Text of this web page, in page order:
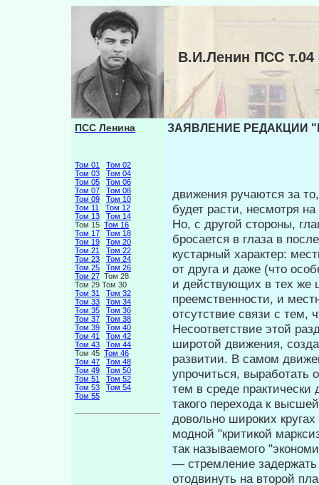
В.И.Ленин ПСС
ПСС Ленина
Том 01
Том 02
Том 03
Том 04
Том 05
Том 06
Том 07
Том 08
Том 09
Том 10
Том 11
Том 12
Том 13
Том 14
Том 15 Том 16
Том 17
Том 18
Том 19
Том 20
Том 21
Том 22
Том 23
Том 24
Том 25
Том 26
Том 27 Том 28
Том 29 Том 30
Том 31
Том 32
Том 33
Том 34
Том 35
Том 36
Том 37
Том 38
Том 39
Том 40
Том 41
Том 42
Том 43
Том 44
Том 45 Том 46
Том 47
Том 48
Том 49
Том 50
Том 51
Том 52
Том 53
Том 54
Том 55
ЗАЯВЛЕНИЕ РЕДАКЦИИ
движения ручаются за
будет расти, несмотря
Но, с другой стороны,
бросается в глаза в
кустарный характер:
от друга и даже (что
и действующих в тех же
преемственности, и
отсутствие связи с тем,
Несоответствие этой
широтой движения,
развитии. В самом
упрочиться,
тем в среде
такого перехода к
довольно широких
модной "критикой
так называемого
— стремление
отодвинуть на второй